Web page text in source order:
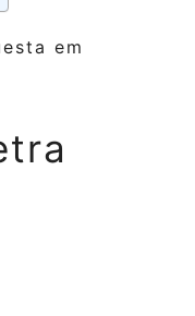
em